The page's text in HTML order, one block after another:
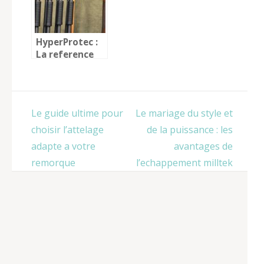
HyperProtec :
La reference
Navigation
de
l’article
Le guide ultime pour
choisir l’attelage
adapte a votre
remorque
Le mariage du style et
de la puissance : les
avantages de
l’echappement milltek